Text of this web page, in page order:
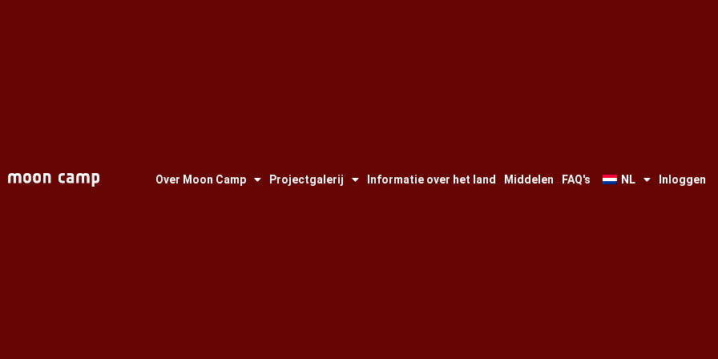
Over Moon Camp Projectgalerij Informatie over het land Middelen FAQ's NL Inloggen